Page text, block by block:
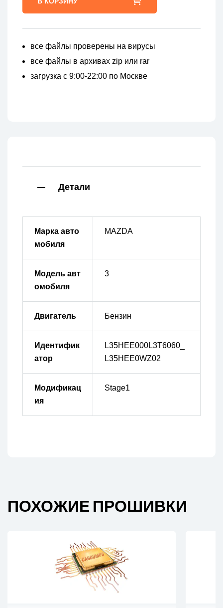
все файлы проверены на вирусы
все файлы в архивах zip или rar
загрузка с 9:00-22:00 по Москве
Детали
Марка авто
мобиля
MAZDA
Модель авт
омобиля
3
Двигатель Бензин
Идентифик
атор
L35HEE000L3T6060_
L35HEE0WZ02
Модификац
ия
Stage1
ПОХОЖИЕ ПРОШИВКИ